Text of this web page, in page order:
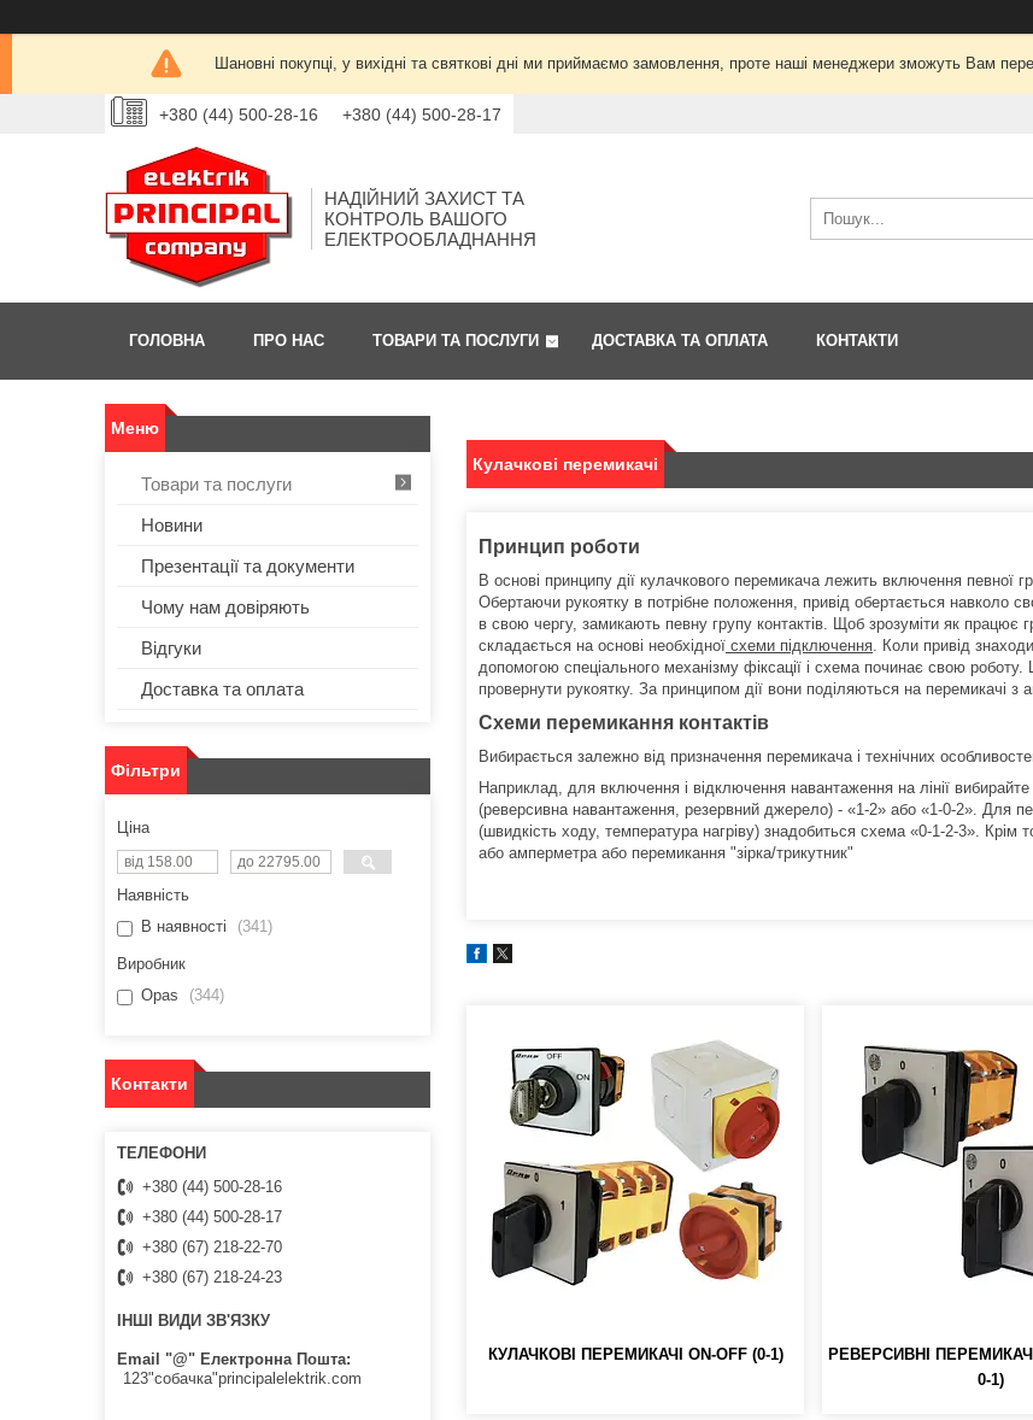
Шановні покупці, у вихідні та святкові дні ми приймаємо замовлення, проте наші менеджери зможуть Вам
+380 (44) 500-28-16 +380 (44) 500-28-17
НАДІЙНИЙ ЗАХИСТ ТА
КОНТРОЛЬ ВАШОГО
ЕЛЕКТРООБЛАДНАННЯ
ГОЛОВНА ПРО НАС ТОВАРИ ТА ПОСЛУГИ ДОСТАВКА ТА ОПЛАТА КОНТАКТИ
Кулачкові перемикачі
Принцип роботи
В основі принципу дії кулачкового перемикача лежить включення певної
Обертаючи рукоятку в потрібне положення, привід обертається навколо
в свою чергу, замикають певну групу контактів. Щоб зрозуміти як працює
складається на основі необхідної схеми підключення. Коли привід
допомогою спеціального механізму фіксації і схема починає свою
провернути рукоятку. За принципом дії вони поділяються на перемикачі
Схеми перемикання контактів
Вибирається залежно від призначення перемикача і технічних
Наприклад, для включення і відключення навантаження на лінії
(реверсивна навантаження, резервний джерело) - «1-2» або «1-0-2». Для
(швидкість ходу, температура нагріву) знадобиться схема «0-1-2-3».
або амперметра або перемикання "зірка/трикутник"
КУЛАЧКОВІ ПЕРЕМИКАЧІ ON-OFF (0-1)
РЕВЕРСИВНІ
0-1)
Товари та послуги
Новини
Презентації та документи
Чому нам довіряють
Відгуки
Доставка та оплата
Фільтри
Ціна
Наявність
В наявності
341
Виробник
Opas
344
Контакти
+380 (44) 500-28-16
+380 (44) 500-28-17
+380 (67) 218-22-70
+380 (67) 218-24-23
ІНШІ ВИДИ ЗВ'ЯЗКУ
Email "@" Електронна Пошта
123"собачка"principalelektrik.com